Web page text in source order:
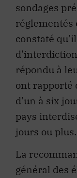
sondages
réglementés
constaté
répondu à
ont rapporté
d’un à six
pays
jours ou plus.
La
général des